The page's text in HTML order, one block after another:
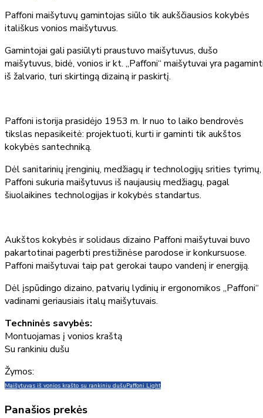
Paffoni maišytuvų gamintojas siūlo tik aukščiausios kokybės
itališkus vonios maišytuvus.
Gamintojai gali pasiūlyti praustuvo maišytuvus, dušo
maišytuvus, bidė, vonios ir kt. „Paffoni“ maišytuvai yra
iš žalvario, turi skirtingą dizainą ir paskirtį.
Paffoni istorija prasidėjo 1953 m. Ir nuo to laiko bendrovės
tikslas nepasikeitė: projektuoti, kurti ir gaminti tik aukštos
kokybės santechniką.
Dėl sanitarinių įrenginių, medžiagų ir technologijų srities tyrimų,
Paffoni sukuria maišytuvus iš naujausių medžiagų, pagal
šiuolaikines technologijas ir kokybės standartus.
Aukštos kokybės ir solidaus dizaino Paffoni maišytuvai buvo
pakartotinai pagerbti prestižinėse parodose ir konkursuose.
Paffoni maišytuvai taip pat gerokai taupo vandenį ir energiją.
Dėl įspūdingo dizaino, patvarių lydinių ir ergonomikos „Paffoni“
vadinami geriausiais italų maišytuvais.
Techninės savybės:
Montuojamas į vonios kraštą
Su rankiniu dušu
Žymos:
Maišytuvas iš vonios krašto su rankiniu dušuPaffoni Light
Panašios prekės